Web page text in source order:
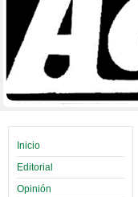
Inicio
Editorial
Opinión